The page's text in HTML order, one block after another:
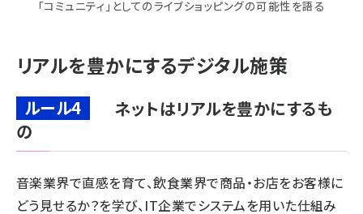
「コミュニティ」としてのライブショッピングの可能性を語る
リアルを豊かにするデジタル施策
ルール4
ネットはリアルを豊かにするも
の
音楽業界で直感を育て、飲食業界で商品・お店をお客様に
どう見せるか？を学び、IT企業でシステムを用いた仕組み